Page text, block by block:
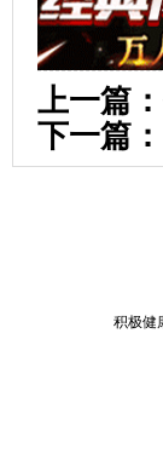
上一篇：
下一篇：
积极健